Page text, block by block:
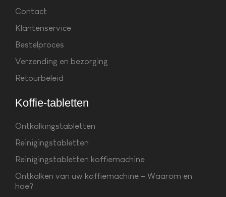
Contact
Klantenservice
Bestelproces
Verzending en bezorging
Retourbeleid
Koffie-tabletten
Ontkalkingstabletten
Reinigingstabletten
Reinigingstabletten koffiemachine
Ontkalken van uw koffiemachine – Waarom en
hoe?